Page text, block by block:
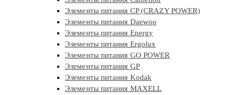
Элементы питания CP (CRAZY POWER)
Элементы питания Daewoo
Элементы питания Energy
Элементы питания Ergolux
Элементы питания GO POWER
Элементы питания GP
Элементы питания Kodak
Элементы питания MAXELL